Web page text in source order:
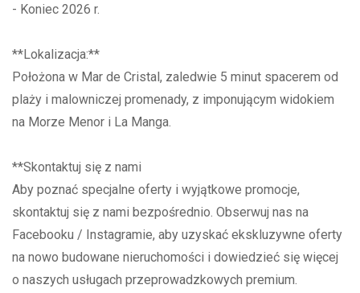
- Koniec 2026 r.
**Lokalizacja:**
Położona w Mar de Cristal, zaledwie 5 minut spacerem od
plaży i malowniczej promenady, z imponującym widokiem
na Morze Menor i La Manga.
**Skontaktuj się z nami
Aby poznać specjalne oferty i wyjątkowe promocje,
skontaktuj się z nami bezpośrednio. Obserwuj nas na
Facebooku / Instagramie, aby uzyskać ekskluzywne oferty
na nowo budowane nieruchomości i dowiedzieć się więcej
o naszych usługach przeprowadzkowych premium.